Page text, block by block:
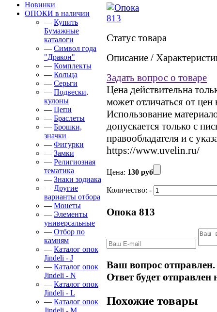
Новинки
ОПОКИ в наличии
— Купить
Бумажные
каталоги
— Символ года
"Дракон"
— Комплекты
— Кольца
— Серьги
— Подвески,
кулоны
— Цепи
— Браслеты
— Брошки,
значки
— Фигурки
— Замки
— Религиозная
тематика
— Знаки зодиака
— Другие
варианты отбора
— Монеты
— Элементы
универсальные
— Отбор по
камням
— Каталог опок
Jindeli - J
— Каталог опок
Jindeli - N
— Каталог опок
Jindeli - L
— Каталог опок
Статус товара
Описание /
Задать вопрос о товаре
Цена действительна
может отличаться от
Использование
допускается только с
правообладателя и с
https://www.uvelin.ru/
Цена: 130 руб
Количество: -
Опока 813
Ваш вопрос отправлен.
Ответ будет
Похожие товары